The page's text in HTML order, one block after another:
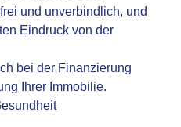
und unverbindlich, und
Eindruck von der
bei der Finanzierung
Ihrer Immobilie.